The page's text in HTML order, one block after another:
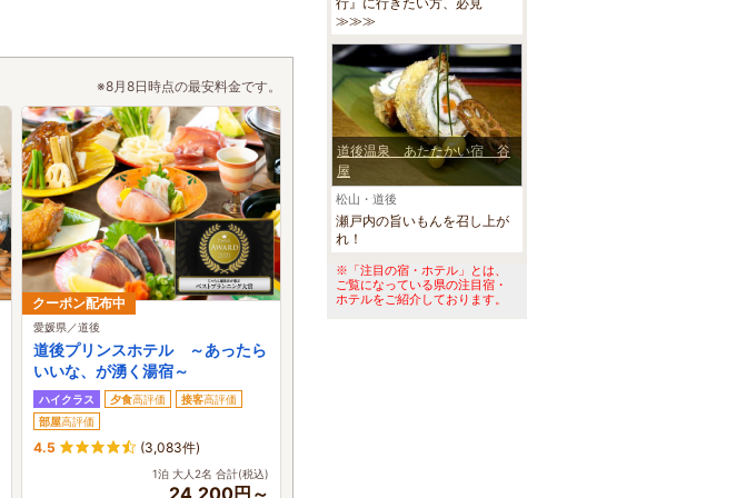
※8月8日時点の最安料金です。
クーポン配布中
愛媛県／道後
道後プリンスホテル ～あったら
いいな、が湧く湯宿～
ハイクラス 夕食高評価 接客高評価
部屋高評価
4.5 (3,083件)
1泊 大人2名 合計(税込)
≫≫≫
道後温泉 あたたかい宿 谷
屋
松山・道後
瀬戸内の旨いもんを召し上が
れ！
※「注目の宿・ホテル」とは、
ご覧になっている県の注目宿・
ホテルをご紹介しております。